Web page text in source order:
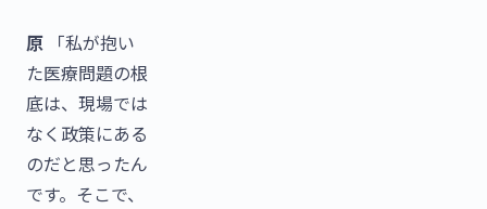
原 「私が抱い
た医療問題の根
底は、現場では
なく政策にある
のだと思ったん
です。そこで、